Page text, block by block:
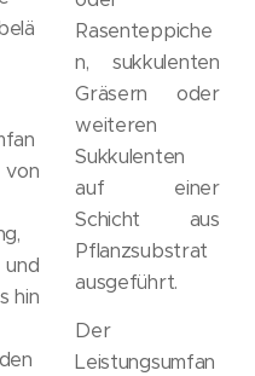
hin
Rasenteppiche
n, sukkulenten
Gräsern oder
weiteren
Sukkulenten
auf einer
Schicht aus
Pflanzsubstrat
ausgeführt.
Der
Leistungsumfan